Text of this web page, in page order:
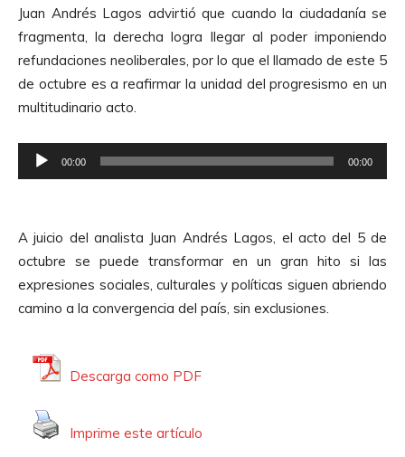
e
A
u
d
i
o
d
u
c
t
o
A
u
d
i
Juan Andrés Lagos advirtió que cuando la ciudadanía se
fragmenta, la derecha logra llegar al poder imponiendo
refundaciones neoliberales, por lo que el llamado de este 5
de octubre es a reafirmar la unidad del progresismo en un
multitudinario acto.
e
o
d
u
c
00:00 00:00
A juicio del analista Juan Andrés Lagos, el acto del 5 de
octubre se puede transformar en un gran hito si las
expresiones sociales, culturales y políticas siguen abriendo
camino a la convergencia del país, sin exclusiones.
Descarga como PDF
Imprime este artículo